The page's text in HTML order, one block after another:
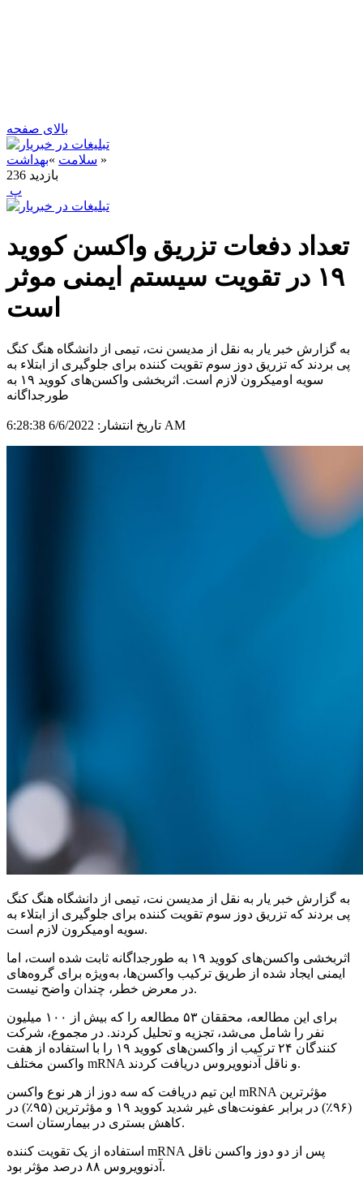
بالای صفحه
سلامت »بهداشت
»
236 بازدید
‍ پ
تعداد دفعات تزریق واکسن کووید
۱۹ در تقویت سیستم ایمنی موثر
است
به گزارش خبر یار به نقل از مدیسن نت، تیمی از دانشگاه هنگ کنگ
پی بردند که تزریق دوز سوم تقویت کننده برای جلوگیری از ابتلاء به
سویه اومیکرون لازم است. اثربخشی واکسن‌های کووید ۱۹ به
طورجداگانه
تاریخ انتشار: 6/6/2022 6:28:38 AM
به گزارش خبر یار به نقل از مدیسن نت، تیمی از دانشگاه هنگ کنگ
پی بردند که تزریق دوز سوم تقویت کننده برای جلوگیری از
ابتلاء به
سویه اومیکرون لازم است.
اثربخشی واکسن‌های کووید ۱۹ به طورجداگانه ثابت شده است، اما
ایمنی ایجاد شده از طریق ترکیب واکسن‌ها، به‌ویژه برای گروه‌های
در معرض خطر، چندان واضح نیست.
برای این مطالعه، محققان ۵۳ مطالعه را که بیش از ۱۰۰ میلیون
نفر را شامل می‌شد، تجزیه و تحلیل کردند. در مجموع، شرکت
کنندگان ۲۴ ترکیب از واکسن‌های کووید ۱۹ را با استفاده از هفت
واکسن مختلف mRNA و ناقل آدنوویروس دریافت کردند.
این تیم دریافت که سه دوز از هر نوع واکسن mRNA مؤثرترین
(۹۶٪) در برابر عفونت‌های غیر شدید کووید ۱۹ و
مؤثرترین
(۹۵٪) در
کاهش بستری در بیمارستان است.
استفاده از یک تقویت کننده mRNA پس از دو دوز واکسن ناقل
آدنوویروس ۸۸ درصد مؤثر بود.